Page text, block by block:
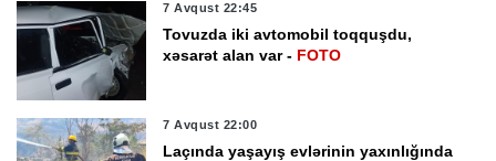
7 Avqust 22:45
Tovuzda iki avtomobil toqquşdu,
xəsarət alan var - FOTO
7 Avqust 22:00
Laçında yaşayış evlərinin yaxınlığında